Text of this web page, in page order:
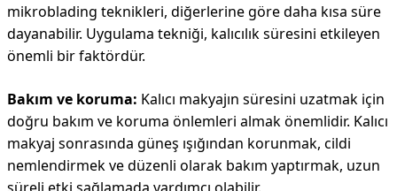
mikroblading teknikleri, diğerlerine göre daha kısa süre
dayanabilir. Uygulama tekniği, kalıcılık süresini etkileyen
önemli bir faktördür.
Bakım ve koruma: Kalıcı makyajın süresini uzatmak için
doğru bakım ve koruma önlemleri almak önemlidir. Kalıcı
makyaj sonrasında güneş ışığından korunmak, cildi
nemlendirmek ve düzenli olarak bakım yaptırmak, uzun